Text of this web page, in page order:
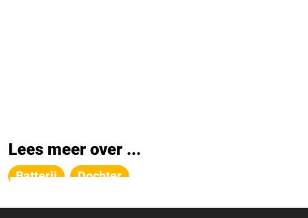
Lees meer over ...
Batterij Dochter